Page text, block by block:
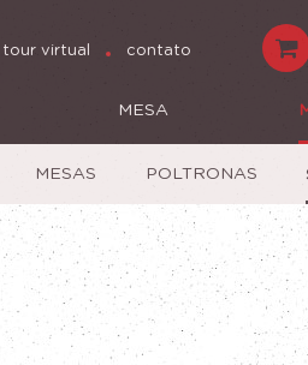
tour virtual contato
MESA
MESAS POLTRONAS